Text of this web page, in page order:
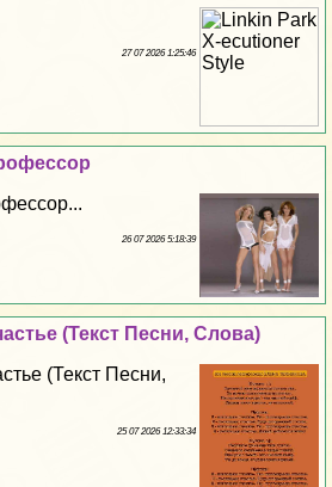
27 07 2026 1:25:46
26 07 2026 5:18:39
(Текст Песни, Слова)
(Текст Песни,
25 07 2026 12:33:34